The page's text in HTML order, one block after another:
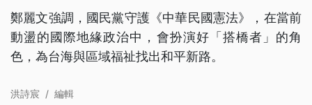
鄭麗文強調，國民黨守護《中華民國憲法》，在當前
動盪的國際地緣政治中，會扮演好「搭橋者」的角
色，為台海與區域福祉找出和平新路。
洪詩宸 / 編輯